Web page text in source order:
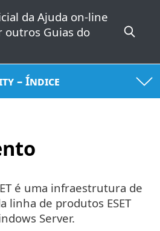
– Índice
é uma infraestrutura de
linha de produtos ESET
Server.